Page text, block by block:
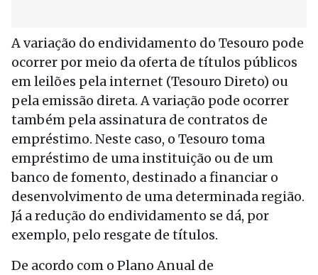
A variação do endividamento do Tesouro pode
ocorrer por meio da oferta de títulos públicos
em leilões pela internet (Tesouro Direto) ou
pela emissão direta. A variação pode ocorrer
também pela assinatura de contratos de
empréstimo. Neste caso, o Tesouro toma
empréstimo de uma instituição ou de um
banco de fomento, destinado a financiar o
desenvolvimento de uma determinada região.
Já a redução do endividamento se dá, por
exemplo, pelo resgate de títulos.
De acordo com o Plano Anual de